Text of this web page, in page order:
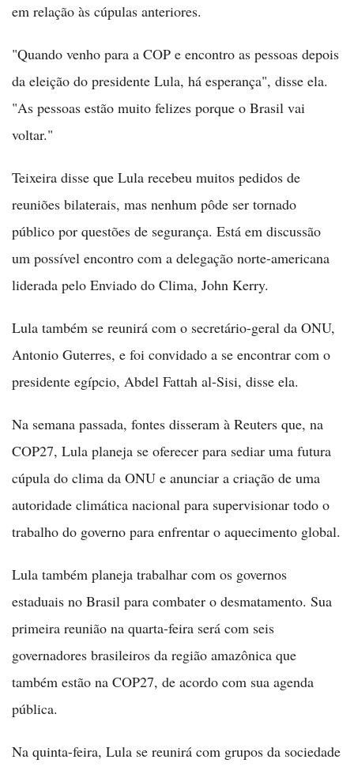
em relação às cúpulas anteriores.
"Quando venho para a COP e encontro as pessoas depois
da eleição do presidente Lula, há esperança", disse ela.
"As pessoas estão muito felizes porque o Brasil vai
voltar."
Teixeira disse que Lula recebeu muitos pedidos de
reuniões bilaterais, mas nenhum pôde ser tornado
público por questões de segurança. Está em discussão
um possível encontro com a delegação norte-americana
liderada pelo Enviado do Clima, John Kerry.
Lula também se reunirá com o secretário-geral da ONU,
Antonio Guterres, e foi convidado a se encontrar com o
presidente egípcio, Abdel Fattah al-Sisi, disse ela.
Na semana passada, fontes disseram à Reuters que, na
COP27, Lula planeja se oferecer para sediar uma futura
cúpula do clima da ONU e anunciar a criação de uma
autoridade climática nacional para supervisionar todo o
trabalho do governo para enfrentar o aquecimento global.
Lula também planeja trabalhar com os governos
estaduais no Brasil para combater o desmatamento. Sua
primeira reunião na quarta-feira será com seis
governadores brasileiros da região amazônica que
também estão na COP27, de acordo com sua agenda
pública.
Na quinta-feira, Lula se reunirá com grupos da sociedade